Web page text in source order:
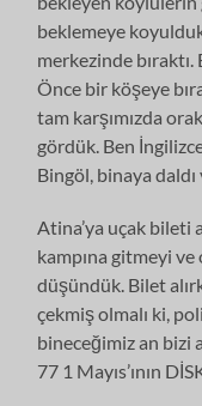
beklemeye
merkezinde
Önce bir köşeye
tam karşımızda
gördük. Ben
Bingöl, binaya
Atina’ya uçak bileti
kampına gitmeyi
düşündük. Bilet
çekmiş olmalı ki,
bineceğimiz an bizi
77 1 Mayıs’ının